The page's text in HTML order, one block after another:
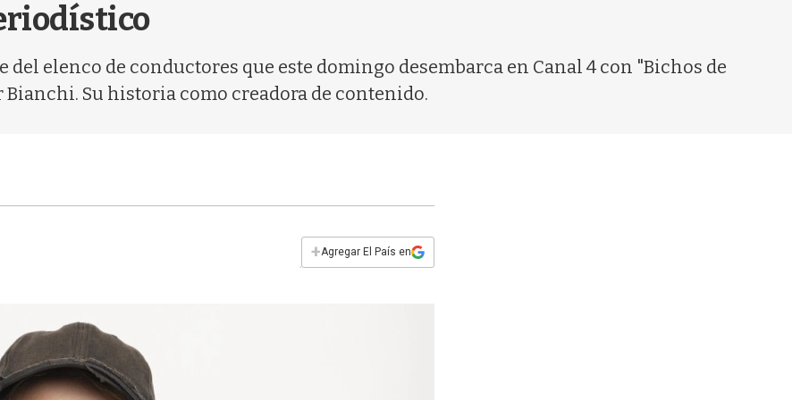
del elenco de conductores que este domingo desembarca en Canal 4 con "Bichos de
Bianchi. Su historia como creadora de contenido.
+Agregar El País en